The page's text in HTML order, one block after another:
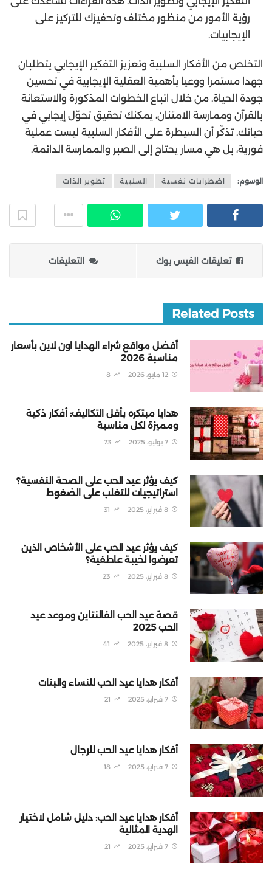
رؤية الأمور من منظور مختلف وتحفيزك للتركيز على
الإيجابيات.
التخلص من الأفكار السلبية وتعزيز التفكير الإيجابي يتطلبان
جهداً مستمراً ووعياً بأهمية العقلية الإيجابية في تحسين
جودة الحياة. من خلال اتباع الخطوات المذكورة والاستعانة
بالقرآن وممارسة الامتنان، يمكنك تحقيق تحوّل إيجابي في
حياتك. تذكّر أن السيطرة على الأفكار السلبية ليست عملية
فورية، بل هي مسار يحتاج إلى الصبر والممارسة الدائمة.
الوسوم: اضطرابات نفسية السلبية تطوير الذات
تعليقات الفيس بوك التعليقات
Related Posts
أفضل مواقع شراء الهدايا اون لاين بأسعار
مناسبة 2026
12 مايو، 2026 8
هدايا مبتكره بأقل التكاليف: أفكار ذكية
ومميزة لكل مناسبة
7 يوليو، 2025 73
كيف يؤثر عيد الحب على الصحة النفسية؟
استراتيجيات للتغلب على الضغوط
8 فبراير، 2025 31
كيف يؤثر عيد الحب على الأشخاص الذين
تعرضوا لخيبة عاطفية؟
8 فبراير، 2025 23
قصة عيد الحب الفالنتاين وموعد عيد
الحب 2025
8 فبراير، 2025 41
أفكار هدايا عيد الحب للنساء والبنات
7 فبراير، 2025 21
أفكار هدايا عيد الحب للرجال
7 فبراير، 2025 18
أفكار هدايا عيد الحب: دليل شامل لاختيار
الهدية المثالية
7 فبراير، 2025 21